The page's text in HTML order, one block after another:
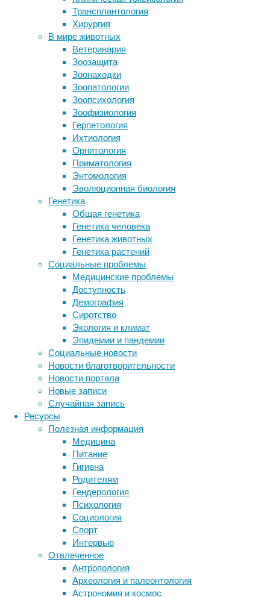
Трансплантология
Хирургия
В мире животных
Ветеринария
Зоозащита
Зоонаходки
Зоопатологии
Зоопсихология
Зоофизиология
Герпетология
Ихтиология
Орнитология
Приматология
Энтомология
Эволюционная биология
Генетика
Общая генетика
Генетика человека
Генетика животных
Генетика растений
Социальные проблемы
Медицинские проблемы
Доступность
Демография
Сиротство
Экология и климат
Эпидемии и пандемии
Социальные новости
Новости благотворительности
Новости портала
Новые записи
Случайная запись
Ресурсы
Полезная информация
Медицина
Питание
Гигиена
Родителям
Гендерология
Психология
Социология
Спорт
Интервью
Отвлеченное
Антропология
Археология и палеонтология
Астрономия и космос
психология,
этология
Психологические
особенности
зависят
от
генов:
память,
эмоции,
мотивации
обслуживаются
нейронными
сетями
мозге,
а
формирование
распад
нейронных
сетей
зависит
от
множества
самых
разных
белков,
а
белки
у
нас
закодированы
в
генах.
Если
какой-
то
из
таких
генов
получает
мутацию,
влияющую
на
его
активность,
Бурых гиен заподозрили в поедании
австралопитеков в Южной Африке
Ритм нескольких сердец может
синхронизироваться при
прослушивании людьми одной
истории
Насколько быстро наш мозг
способен запоминать новые слова?
Повышение температуры заставило
растения поглощать больше
углекислого газа
Следите за новостями
Метки
биология